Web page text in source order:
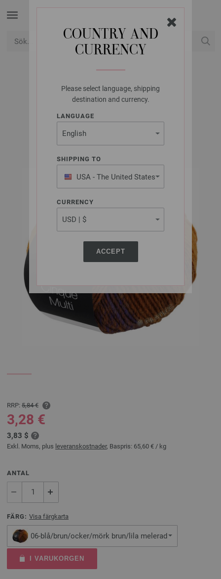
COUNTRY AND
CURRENCY
Please select language, shipping
destination and currency.
LANGUAGE
SHIPPING TO
USA - The United States
of America
CURRENCY
ACCEPT
LANA GROSSA
CINQUE MULTI
RRP: 5,84 €
3,28 €
3,83 $
Exkl. Moms, plus leveranskostnader, Baspris: 65,60 € / kg
ANTAL
FÄRG: Visa färgkarta
06-blå/brun/ocker/mörk brun/lila melerad
I VARUKORGEN